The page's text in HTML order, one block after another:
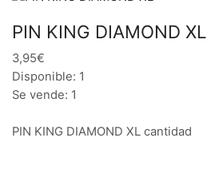
PIN KING DIAMOND XL
3,95€
Disponible: 1
Se vende: 1
PIN KING DIAMOND XL cantidad